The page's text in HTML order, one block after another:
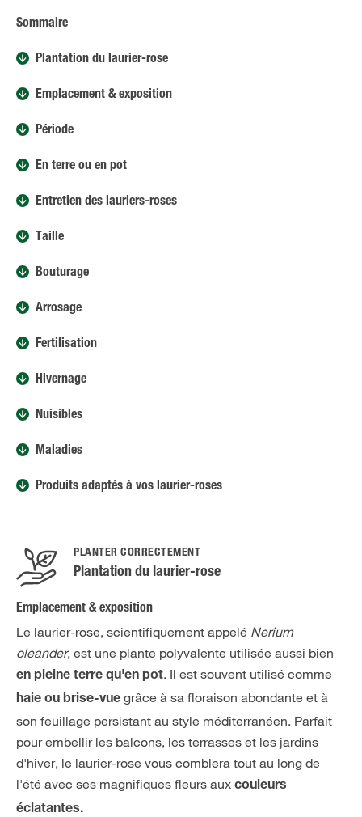
Sommaire
Plantation du laurier-rose
Emplacement & exposition
Période
En terre ou en pot
Entretien des lauriers-roses
Taille
Bouturage
Arrosage
Fertilisation
Hivernage
Nuisibles
Maladies
Produits adaptés à vos laurier-roses
PLANTER CORRECTEMENT
Plantation du laurier-rose
Emplacement & exposition
Le laurier-rose, scientifiquement appelé Nerium
oleander, est une plante polyvalente utilisée aussi bien
en pleine terre qu'en pot. Il est souvent utilisé comme
haie ou brise-vue grâce à sa floraison abondante et à
son feuillage persistant au style méditerranéen. Parfait
pour embellir les balcons, les terrasses et les jardins
d'hiver, le laurier-rose vous comblera tout au long de
l'été avec ses magnifiques fleurs aux couleurs
éclatantes.